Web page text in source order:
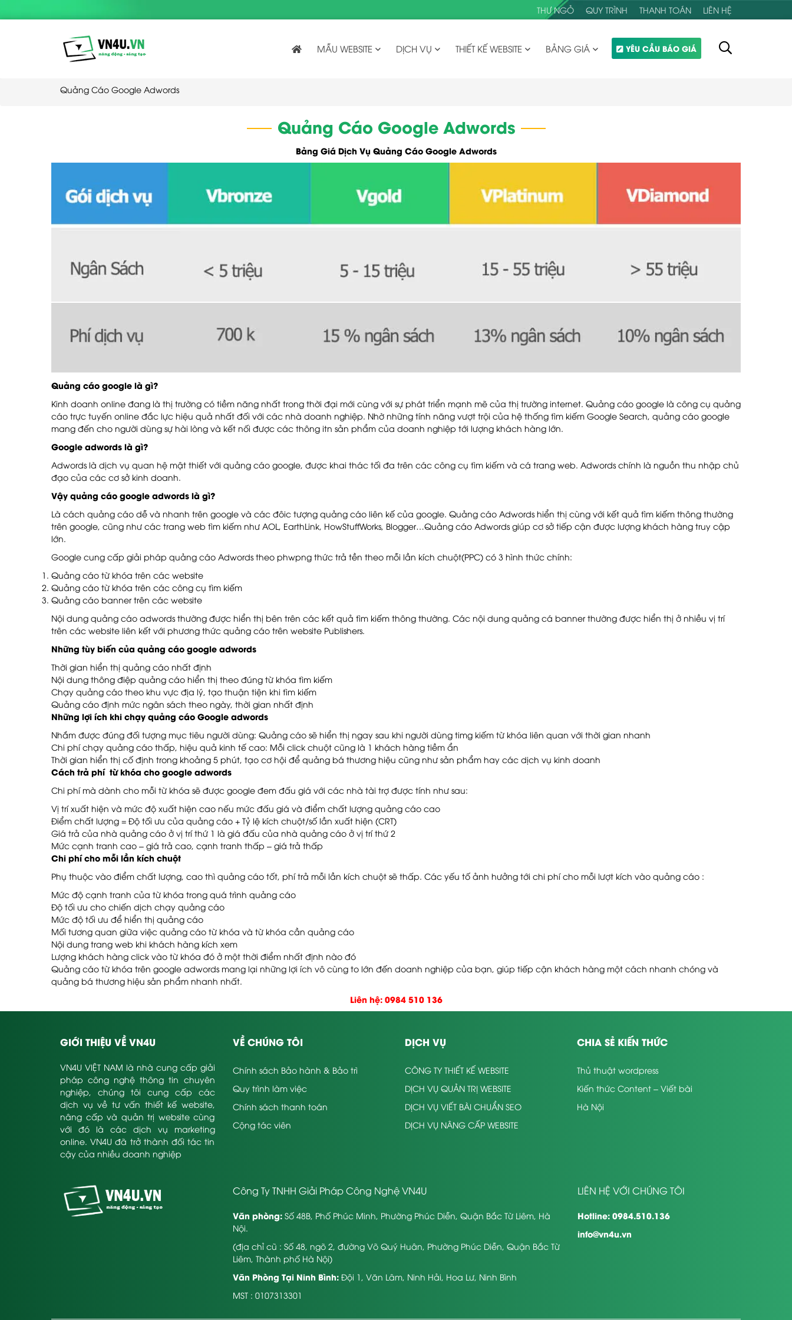
THƯ NGỎ QUY TRÌNH THANH TOÁN LIÊN HỆ
MẪU WEBSITE DỊCH VỤ THIẾT KẾ WEBSITE BẢNG GIÁ YÊU CẦU BÁO GIÁ
Quảng Cáo Google Adwords
Quảng Cáo Google Adwords
Bảng Giá Dịch Vụ Quảng Cáo Google Adwords
Quảng cáo google là gì?
Kinh doanh online đang là thị trường có tiềm năng nhất trong thời đại mới cùng với sự phát triển mạnh mẽ của thị trường internet. Quảng cáo google là công cụ quảng
cáo trực tuyến online đắc lực hiệu quả nhất đối với các nhà doanh nghiệp. Nhờ những tính năng vượt trội của hệ thống tìm kiếm Google Search, quảng cáo google
mang đến cho người dùng sự hài lòng và kết nối được các thông itn sản phẩm của doanh nghiệp tới lượng khách hàng lớn.
Google adwords là gì?
Adwords là dịch vụ quan hệ mật thiết với quảng cáo google, được khai thác tối đa trên các công cụ tìm kiếm và cá trang web. Adwords chính là nguồn thu nhập chủ
đạo của các cơ sở kinh doanh.
Vậy quảng cáo google adwords là gì?
Là cách quảng cáo dễ và nhanh trên google và các đôic tượng quảng cáo liên kế của google. Quảng cáo Adwords hiển thị cùng với kết quả tìm kiếm thông thường
trên google, cũng như các trang web tìm kiếm như AOL, EarthLink, HowStuffWorks, Blogger…Quảng cáo Adwords giúp cơ sở tiếp cận được lượng khách hàng truy cập
lớn.
Google cung cấp giải pháp quảng cáo Adwords theo phwpng thức trả tền theo mỗi lần kích chuột(PPC) có 3 hình thức chính:
Quảng cáo từ khóa trên các website
Quảng cáo từ khóa trên các công cụ tìm kiếm
Quảng cáo banner trên các website
Nội dung quảng cáo adwords thường được hiển thị bên trên các kết quả tìm kiếm thông thường. Các nội dung quảng cá banner thường được hiển thị ở nhiều vị trí
trên các website liên kết với phương thức quảng cáo trên website Publishers.
Những tùy biến của quảng cáo google adwords
Thời gian hiển thị quảng cáo nhất định
Nội dung thông điệp quảng cáo hiển thị theo đúng từ khóa tìm kiếm
Chạy quảng cáo theo khu vực địa lý, tạo thuận tiện khi tìm kiếm
Quảng cáo định mức ngân sách theo ngày, thời gian nhất định
Những lợi ích khi chạy quảng cáo Google adwords
Nhắm được đúng đối tượng mục tiêu người dùng: Quảng cáo sẽ hiển thị ngay sau khi người dùng timg kiếm từ khóa liên quan với thời gian nhanh
Chi phí chạy quảng cáo thấp, hiệu quả kinh tế cao: Mỗi click chuột cũng là 1 khách hàng tiềm ẩn
Thời gian hiển thị cố định trong khoảng 5 phút, tạo cơ hội để quảng bá thương hiệu cũng như sản phẩm hay các dịch vụ kinh doanh
Cách trả phí từ khóa cho google adwords
Chi phí mà dành cho mỗi từ khóa sẽ được google đem đấu giá với các nhà tài trợ được tính như sau:
Vị trí xuất hiện và mức độ xuất hiện cao nếu mức đấu giá và điểm chất lượng quảng cáo cao
Điểm chất lượng = Độ tối ưu của quảng cáo + Tỷ lệ kích chuột/số lần xuất hiện (CRT)
Giá trả của nhà quảng cáo ở vị trí thứ 1 là giá đấu của nhà quảng cáo ở vị trí thứ 2
Mức cạnh tranh cao – giá trả cao, cạnh tranh thấp – giá trả thấp
Chi phí cho mỗi lần kích chuột
Phụ thuộc vào điểm chất lượng, cao thì quảng cáo tốt, phí trả mỗi lần kích chuột sẽ thấp. Các yếu tố ảnh hưởng tới chi phí cho mỗi lượt kích vào quảng cáo :
Mức độ cạnh tranh của từ khóa trong quá trình quảng cáo
Độ tối ưu cho chiến dịch chạy quảng cáo
Mức độ tối ưu để hiển thị quảng cáo
Mối tương quan giữa việc quảng cáo từ khóa và từ khóa cần quảng cáo
Nội dung trang web khi khách hàng kích xem
Lượng khách hàng click vào từ khóa đó ở một thời điểm nhất định nào đó
Quảng cáo từ khóa trên google adwords mang lại những lợi ích vô cùng to lớn đến doanh nghiệp của bạn, giúp tiếp cận khách hàng một cách nhanh chóng và
quảng bá thương hiệu sản phẩm nhanh nhất.
Liên hệ: 0984 510 136
GIỚI THIỆU VỀ VN4U
VN4U VIỆT NAM là nhà cung cấp giải
pháp công nghệ thông tin chuyên
nghiệp, chúng tôi cung cấp các
dịch vụ về tư vấn thiết kế website,
nâng cấp và quản trị website cùng
với đó là các dịch vụ marketing
online. VN4U đã trở thành đối tác tin
cậy của nhiều doanh nghiệp
VỀ CHÚNG TÔI
Chính sách Bảo hành & Bảo trì
Quy trình làm việc
Chính sách thanh toán
Cộng tác viên
DỊCH VỤ
CÔNG TY THIẾT KẾ WEBSITE
DỊCH VỤ QUẢN TRỊ WEBSITE
DỊCH VỤ VIẾT BÀI CHUẨN SEO
DỊCH VỤ NÂNG CẤP WEBSITE
CHIA SẺ KIẾN THỨC
Thủ thuật wordpress
Kiến thức Content – Viết bài
Hà Nội
Công Ty TNHH Giải Pháp Công Nghệ VN4U
Văn phòng:Số 48B, Phố Phúc Minh, Phường Phúc Diễn, Quận Bắc Từ Liêm, Hà
Nội.
(địa chỉ cũ : Số 48, ngõ 2, đường Võ Quý Huân, Phường Phúc Diễn, Quận Bắc Từ
Liêm, Thành phố Hà Nội)
Văn Phòng Tại Ninh Bình:Đội 1, Văn Lâm, Ninh Hải, Hoa Lư, Ninh Bình
MST : 0107313301
LIÊN HỆ VỚI CHÚNG TÔI
Hotline: 0984.510.136
info@vn4u.vn